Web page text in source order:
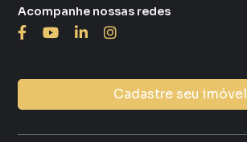
Cadastre seu imóvel
Acompanhe nossas redes